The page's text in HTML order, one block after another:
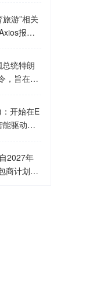
厂Terafa
能源和
周三在得
大型的电
马斯克旗
厂带来的
气发电
产名为
设备，
游”相关
报
“生育旅
儿童公民
国境内
美国海外
制美国出
四修正
出生者
统特朗
，旨在因
开始在E
能驱动的
2027年
商计划采